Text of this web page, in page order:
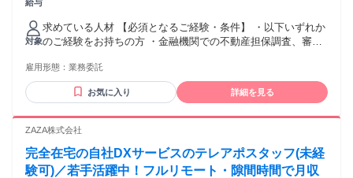
給与
対象
求めている人材 【必須となるご経験・条件】 ・以下いずれか
のご経験をお持ちの方 ・金融機関での不動産担保調査、審査
動産鑑定事務所、設計事務所での関連業務 ・不動産の価格調
査・査定に関する専門知識 ・PCの基本操作（Excel、メー
ル、Web検索） 【歓迎するスキル・資格】 ・宅地建物取引士
土木測量経験者"
雇用形態： 業務委託
お気に入り 詳細を見る
ZAZA株式会社
完全在宅の自社DXサービスのテレアポスタッフ(未経
験可)／若手活躍中！フルリモート・隙間時間で月収